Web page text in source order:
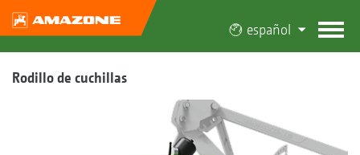
español
Rodillo de cuchillas